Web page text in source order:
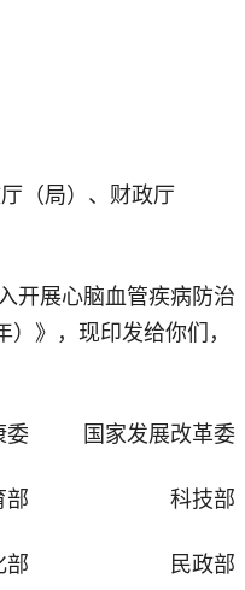
（局）、财政厅
开展心脑血管疾病防治
》，现印发给你们，
委 国家发展改革委
育部 科技部
息化部 民政部